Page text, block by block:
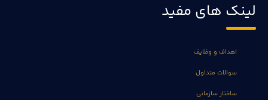
لینک های مفید
اهداف و وظایف
سوالات متداول
ساختار سازمانی